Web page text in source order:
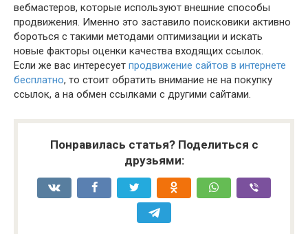
вебмастеров, которые используют внешние способы
продвижения. Именно это заставило поисковики активно
бороться с такими методами оптимизации и искать
новые факторы оценки качества входящих ссылок.
Если же вас интересует продвижение сайтов в интернете
бесплатно, то стоит обратить внимание не на покупку
ссылок, а на обмен ссылками с другими сайтами.
Понравилась статья? Поделиться с
друзьями: